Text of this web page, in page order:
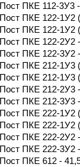
Пост ПКЕ 112-3У3
Пост ПКЕ 122-1У2
Пост ПКЕ 122-1У2
Пост ПКЕ 122-2У2
Пост ПКЕ 122-3У2
Пост ПКЕ 212-1У3
Пост ПКЕ 212-1У3
Пост ПКЕ 212-2У3
Пост ПКЕ 212-3У3
Пост ПКЕ 222-1У2
Пост ПКЕ 222-1У2
Пост ПКЕ 222-2У2
Пост ПКЕ 222-3У2
Пост ПКЕ 612 -